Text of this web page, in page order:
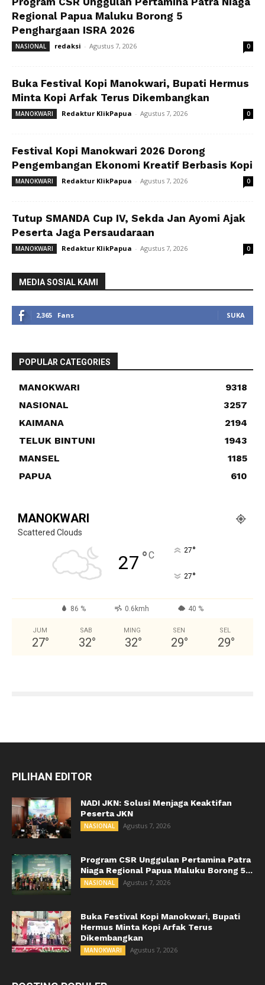
Regional Papua Maluku Borong 5
Penghargaan ISRA 2026
NASIONAL redaksi - Agustus 7, 2026 0
Buka Festival Kopi Manokwari, Bupati Hermus
Minta Kopi Arfak Terus Dikembangkan
MANOKWARI Redaktur KlikPapua - Agustus 7, 2026 0
Festival Kopi Manokwari 2026 Dorong
Pengembangan Ekonomi Kreatif Berbasis Kopi
MANOKWARI Redaktur KlikPapua - Agustus 7, 2026 0
Tutup SMANDA Cup IV, Sekda Jan Ayomi Ajak
Peserta Jaga Persaudaraan
MANOKWARI Redaktur KlikPapua - Agustus 7, 2026 0
MEDIA SOSIAL KAMI
2,365 Fans SUKA
POPULAR CATEGORIES
MANOKWARI
9318
NASIONAL
3257
KAIMANA
2194
TELUK BINTUNI
1943
MANSEL
1185
PAPUA
610
MANOKWARI
Scattered Clouds
27 °C 27°
27°
86 % 0.6kmh 40 %
JUM
27°
SAB
32°
MING
32°
SEN
29°
SEL
29°
PILIHAN EDITOR
NADI JKN: Solusi Menjaga Keaktifan
Peserta JKN
NASIONAL Agustus 7, 2026
Program CSR Unggulan Pertamina Patra
Niaga Regional Papua Maluku Borong 5...
NASIONAL Agustus 7, 2026
Buka Festival Kopi Manokwari, Bupati
Hermus Minta Kopi Arfak Terus
Dikembangkan
MANOKWARI Agustus 7, 2026